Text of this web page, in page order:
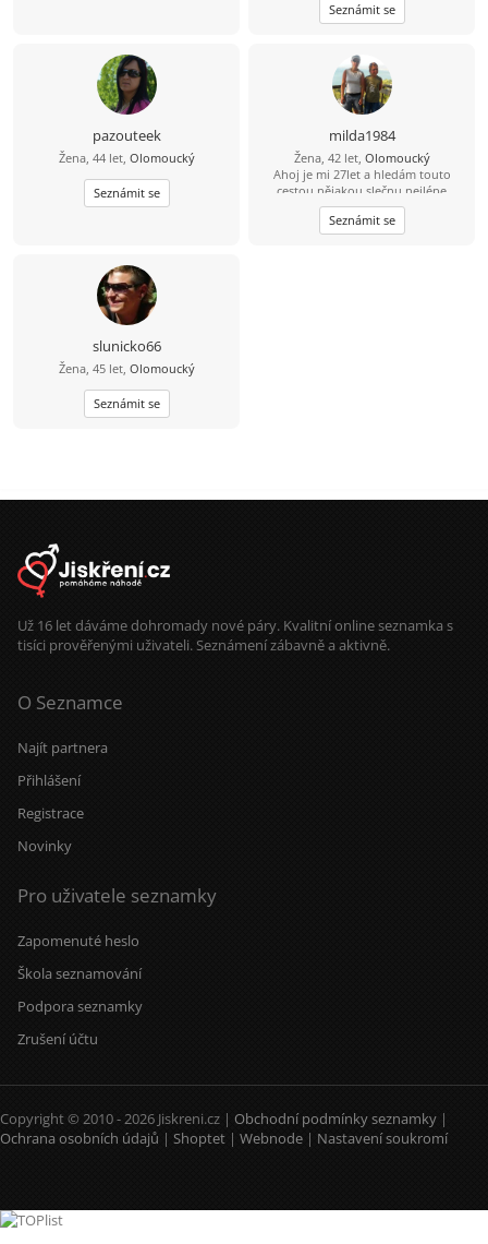
Seznámit se
pazouteek
Žena, 44 let, Olomoucký
Seznámit se
milda1984
Žena, 42 let, Olomoucký
Ahoj je mi 27let a hledám touto
cestou nějakou slečnu nejlépe
holčičího typu.ozve se nějaká zatím
na psaní a třeba časem víc?
Seznámit se
slunicko66
Žena, 45 let, Olomoucký
Seznámit se
Už 16 let dáváme dohromady nové páry. Kvalitní online seznamka s
tisíci prověřenými uživateli. Seznámení zábavně a aktivně.
O Seznamce
Najít partnera
Přihlášení
Registrace
Novinky
Pro uživatele seznamky
Zapomenuté heslo
Škola seznamování
Podpora seznamky
Zrušení účtu
Copyright © 2010 - 2026 Jiskreni.cz | Obchodní podmínky seznamky |
Ochrana osobních údajů | Shoptet | Webnode | Nastavení soukromí